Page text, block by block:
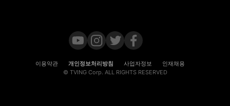
이용약관 개인정보처리방침 사업자정보
인재채용
© TVING Corp. ALL RIGHTS RESERVED